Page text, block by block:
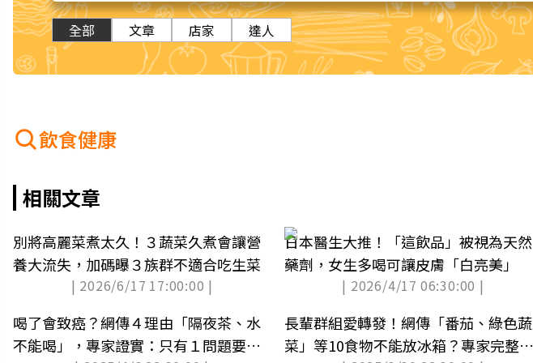
全部 文章 店家 達人
飲食健康
相關文章
別將高麗菜煮太久！３蔬菜久煮會讓營
養大流失，加碼曝３族群不適合吃生菜
| 2026/6/17 17:00:00 |
日本醫生大推！「這飲品」被視為天然
藥劑，女生多喝可讓皮膚「白亮美」
| 2026/4/17 06:30:00 |
喝了會致癌？網傳４理由「隔夜茶、水
不能喝」，專家證實：只有１問題要注
長輩群組愛轉發！網傳「番茄、綠色蔬
菜」等10食物不能放冰箱？專家完整解